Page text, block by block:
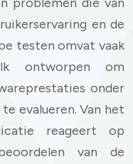
en de
testen omvat vaak
ontworpen om
onder
evalueren. Van het
reageert op
van de